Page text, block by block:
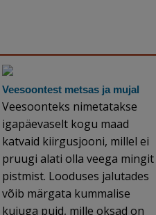
Veesoontest metsas ja mujal
Veesoonteks nimetatakse
igapäevaselt kogu maad
katvaid kiirgusjooni, millel ei
pruugi alati olla veega mingit
pistmist. Looduses jalutades
võib märgata kummalise
kujuga puid, mille oksad on